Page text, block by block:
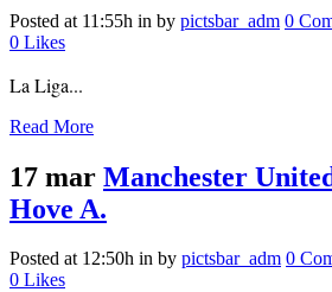
Posted at 11:55h in by pictsbar_adm 0
0 Likes
La Liga...
Read More
17 mar Manchester
Hove A.
Posted at 12:50h in by pictsbar_adm 0
0 Likes